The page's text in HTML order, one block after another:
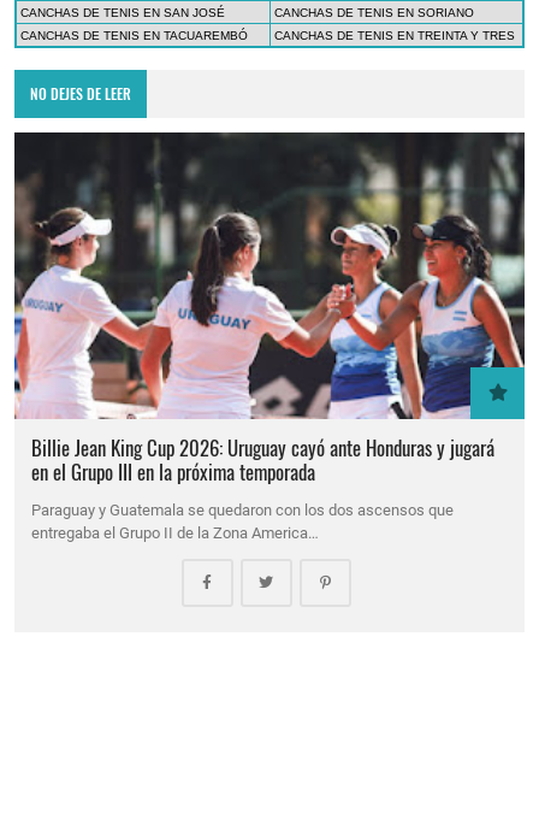
CANCHAS DE TENIS EN SAN JOSÉ
CANCHAS DE TENIS EN SORIANO
CANCHAS DE TENIS EN TACUAREMBÓ
CANCHAS DE TENIS EN TREINTA Y TRES
NO DEJES DE LEER
Billie Jean King Cup 2026: Uruguay cayó ante Honduras y jugará
en el Grupo III en la próxima temporada
Paraguay y Guatemala se quedaron con los dos ascensos que
entregaba el Grupo II de la Zona America…